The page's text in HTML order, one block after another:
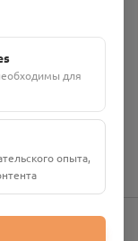
«Смоленский
р-н
пом. 18
"АЛЬФА-БАНК"
для
опыта,